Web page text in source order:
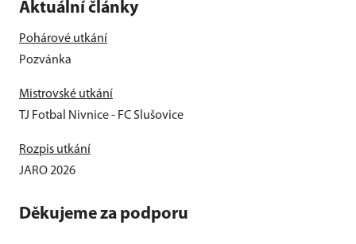
Aktuální články
Pohárové utkání
Pozvánka
Mistrovské utkání
TJ Fotbal Nivnice - FC Slušovice
Rozpis utkání
JARO 2026
Děkujeme za podporu